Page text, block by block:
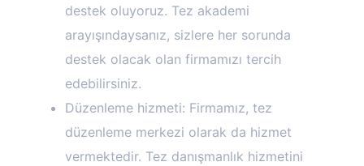
destek oluyoruz. Tez akademi
arayışındaysanız, sizlere her sorunda
destek olacak olan firmamızı tercih
edebilirsiniz.
Düzenleme hizmeti: Firmamız, tez
düzenleme merkezi olarak da hizmet
vermektedir. Tez danışmanlık hizmetini